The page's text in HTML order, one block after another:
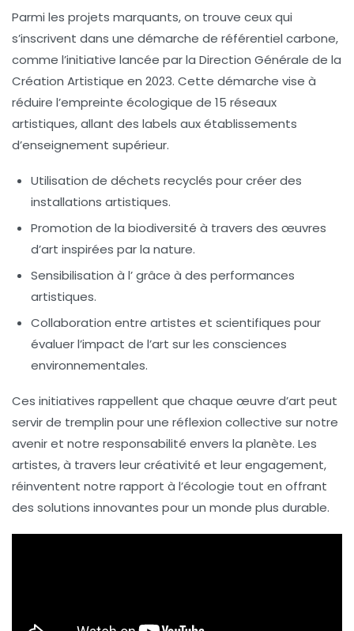
Parmi les projets marquants, on trouve ceux qui
s’inscrivent dans une démarche de référentiel carbone,
comme l’initiative lancée par la Direction Générale de la
Création Artistique en 2023. Cette démarche vise à
réduire l’empreinte écologique de 15 réseaux
artistiques, allant des labels aux établissements
d’enseignement supérieur.
Utilisation de déchets recyclés pour créer des
installations artistiques.
Promotion de la biodiversité à travers des œuvres
d’art inspirées par la nature.
Sensibilisation à l’grâce à des performances
artistiques.
Collaboration entre artistes et scientifiques pour
évaluer l’impact de l’art sur les consciences
environnementales.
Ces initiatives rappellent que chaque œuvre d’art peut
servir de tremplin pour une réflexion collective sur notre
avenir et notre responsabilité envers la planète. Les
artistes, à travers leur créativité et leur engagement,
réinventent notre rapport à l’écologie tout en offrant
des solutions innovantes pour un monde plus durable.